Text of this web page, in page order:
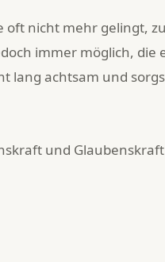
oft nicht mehr gelingt, zu
immer möglich, die
lang achtsam und
und